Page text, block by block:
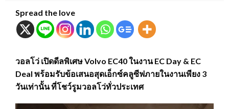
Spread the love
วอลโว่ เปิดดีลพิเศษ Volvo EC40 ในงาน EC Day & EC
Deal พร้อมรับข้อเสนอสุดเอ็กซ์คลูซีฟภายในงานเพียง 3
วันเท่านั้น ที่โชว์รูมวอลโว่ทั่วประเทศ